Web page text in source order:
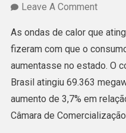
Leave A CommentOn
Energia
As ondas de calor que
fizeram com que o
aumentasse no estado. O
Brasil atingiu 69.363
aumento de 3,7% em
Câmara de